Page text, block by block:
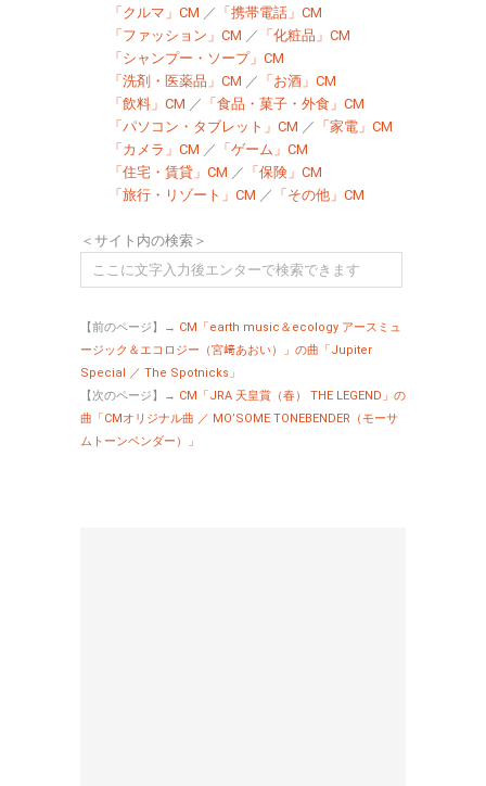
「クルマ」CM ／ 「携帯電話」CM
「ファッション」CM ／ 「化粧品」CM
「シャンプー・ソープ」CM
「洗剤・医薬品」CM ／ 「お酒」CM
「飲料」CM ／ 「食品・菓子・外食」CM
「パソコン・タブレット」CM ／ 「家電」CM
「カメラ」CM ／ 「ゲーム」CM
「住宅・賃貸」CM ／ 「保険」CM
「旅行・リゾート」CM ／ 「その他」CM
＜サイト内の検索＞
【前のページ】→ CM「earth music＆ecology アースミュ
ージック＆エコロジー（宮﨑あおい）」の曲「Jupiter
Special ／ The Spotnicks」
【次のページ】→ CM「JRA 天皇賞（春） THE LEGEND」の
曲「CMオリジナル曲 ／ MO’SOME TONEBENDER（モーサ
ムトーンベンダー）」